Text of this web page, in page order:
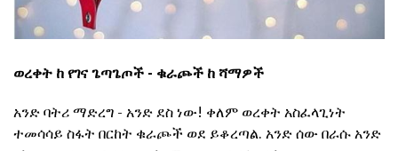
ወረቀት ከ የገና ጌጣጌጦች - ቁራጮች ከ ሻማዎች
አንድ ባትሪ ማድረግ - አንድ ደስ ነው! ቀለም ወረቀት አስፈላጊነት
ተመሳሳይ ስፋት በርከት ቁራጮች ወደ ይቆረጣል. አንድ ሰው በራሱ አንድ